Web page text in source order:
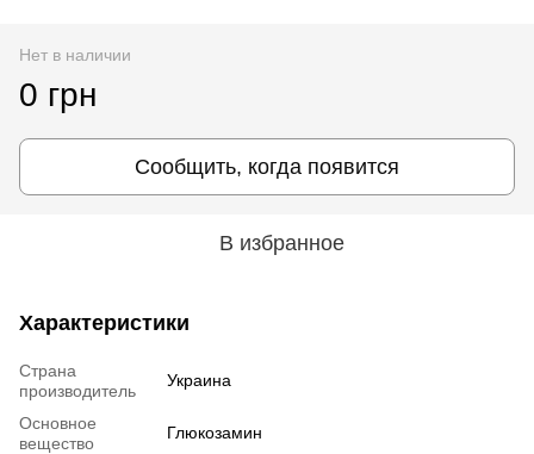
Нет в наличии
0 грн
Сообщить, когда появится
В избранное
Характеристики
Страна
производитель
Украина
Основное
вещество
Глюкозамин